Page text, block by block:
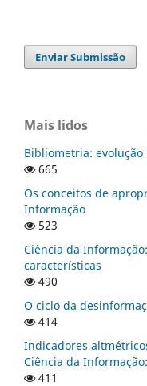
Enviar Submissão
Mais lidos
Bibliometria:
665
Os conceitos de
Informação
523
Ciência da
características
490
O ciclo da
414
Indicadores
Ciência da
411